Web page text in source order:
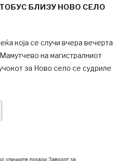
БЛИЗУ НОВО СЕЛО
која се случи вчера вечерта
на магистралниот
за Ново село се судриле